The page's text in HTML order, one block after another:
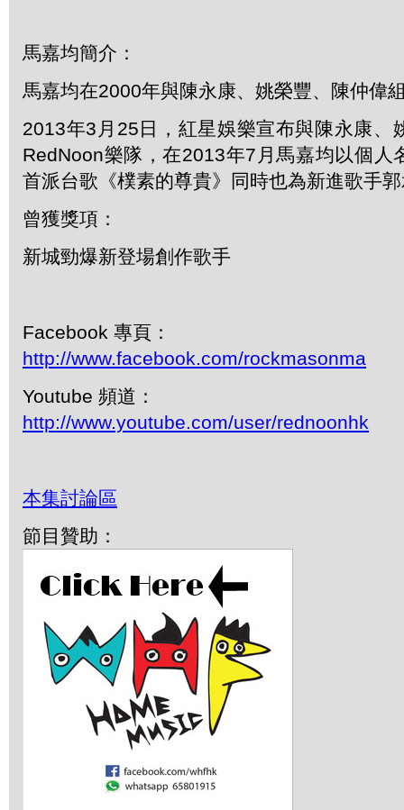
馬嘉均簡介：
馬嘉均在2000年與陳永康、姚榮豐、陳仲偉
2013年3月25日，紅星娛樂宣布與陳永康、
RedNoon樂隊，在2013年7月馬嘉均以個人
首派台歌《樸素的尊貴》同時也為新進歌手
曾獲獎項：
新城勁爆新登場創作歌手
Facebook 專頁：
http://www.facebook.com/rockmasonma
Youtube 頻道：
http://www.youtube.com/user/rednoonhk
本集討論區
節目贊助：